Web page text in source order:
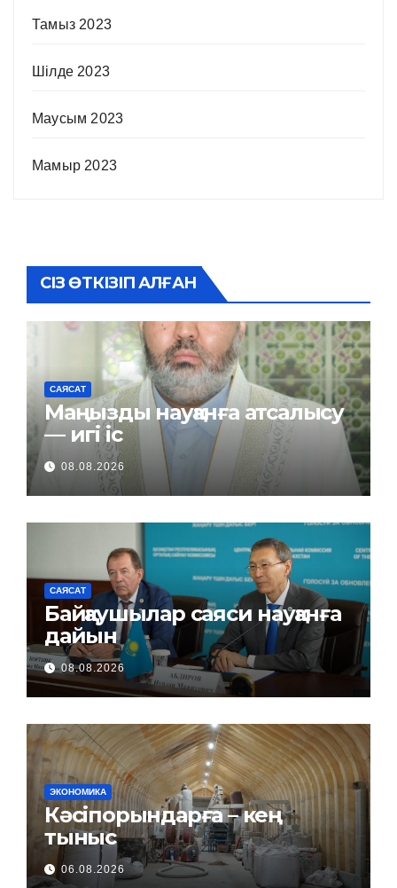
Тамыз 2023
Шілде 2023
Маусым 2023
Мамыр 2023
СІЗ ӨТКІЗІП АЛҒАН
САЯСАТ
Маңызды науқанға атсалысу
— игі іс
08.08.2026
САЯСАТ
Байқаушылар саяси науқанға
дайын
08.08.2026
ЭКОНОМИКА
Кәсіпорындарға – кең
тыныс
06.08.2026